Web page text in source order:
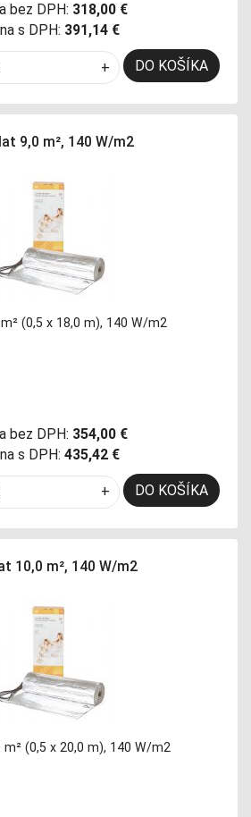
bez DPH: 318,00 €
s DPH: 391,14 €
+ DO KOŠÍKA
9,0 m², 140 W/m2
(0,5 x 18,0 m), 140 W/m2
bez DPH: 354,00 €
s DPH: 435,42 €
+ DO KOŠÍKA
10,0 m², 140 W/m2
m² (0,5 x 20,0 m), 140 W/m2